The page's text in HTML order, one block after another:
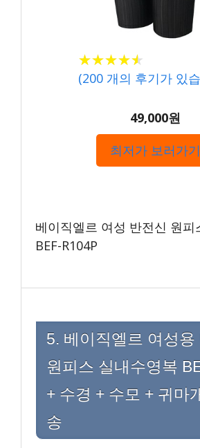
★★★★★
★★★★★
(200 개의 후기가 있
49,000원
최저가 보러가기
베이직엘르 여성 반전신 원피
BEF-R104P
5. 베이직엘르 여성용
원피스 실내수영복
+ 수경 + 수모 + 귀마
송